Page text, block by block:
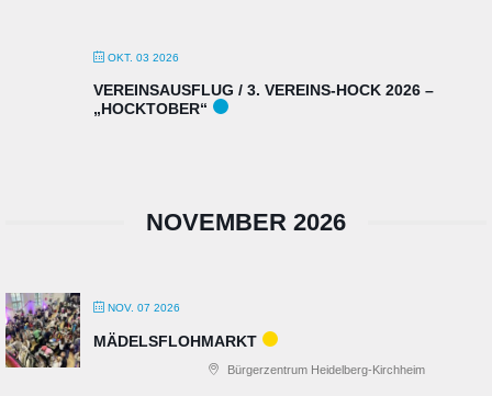
OKT. 03 2026
VEREINSAUSFLUG / 3. VEREINS-HOCK 2026 –
„HOCKTOBER“
NOVEMBER 2026
NOV. 07 2026
MÄDELSFLOHMARKT
Bürgerzentrum Heidelberg-Kirchheim